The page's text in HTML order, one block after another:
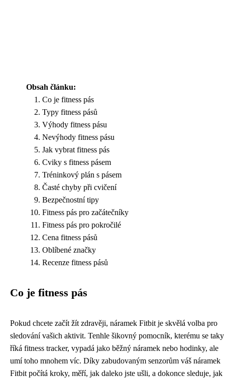
Obsah článku:
Co je fitness pás
Typy fitness pásů
Výhody fitness pásu
Nevýhody fitness pásu
Jak vybrat fitness pás
Cviky s fitness pásem
Tréninkový plán s pásem
Časté chyby při cvičení
Bezpečnostní tipy
Fitness pás pro začátečníky
Fitness pás pro pokročilé
Cena fitness pásů
Oblíbené značky
Recenze fitness pásů
Co je fitness pás
Pokud chcete začít žít zdravěji, náramek Fitbit je skvělá volba pro
sledování vašich aktivit. Tenhle šikovný pomocník, kterému se taky
říká fitness tracker, vypadá jako běžný náramek nebo hodinky, ale
umí toho mnohem víc. Díky zabudovaným senzorům váš náramek
Fitbit počítá kroky, měří, jak daleko jste ušli, a dokonce sleduje, jak